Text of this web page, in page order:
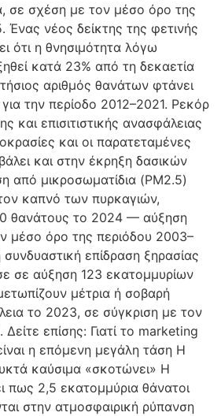
σε σχέση με τον μέσο όρο της
Ένας νέος δείκτης της φετινής
ότι η θνησιμότητα λόγω
κατά 23% από τη δεκαετία
αριθμός θανάτων φτάνει
την περίοδο 2012–2021. Ρεκόρ
και επισιτιστικής ανασφάλειας
και οι παρατεταμένες
και στην έκρηξη δασικών
από μικροσωματίδια (PM2.5)
καπνό των πυρκαγιών,
θανάτους το 2024 — αύξηση
μέσο όρο της περιόδου 2003–
επίδραση ξηρασίας
σε αύξηση 123 εκατομμυρίων
μέτρια ή σοβαρή
το 2023, σε σύγκριση με τον
επίσης: Γιατί το marketing
η επόμενη μεγάλη τάση Η
καύσιμα «σκοτώνει» Η
πως 2,5 εκατομμύρια θάνατοι
στην ατμοσφαιρική ρύπανση